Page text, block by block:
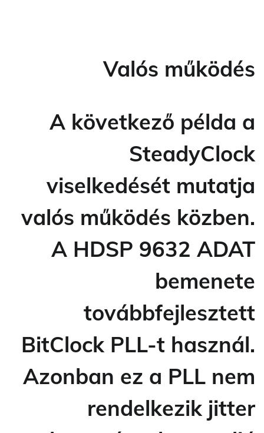
Valós működés
A következő példa a
SteadyClock
viselkedését mutatja
valós működés közben.
A HDSP 9632 ADAT
bemenete
továbbfejlesztett
BitClock PLL-t használ.
Azonban ez a PLL nem
rendelkezik jitter